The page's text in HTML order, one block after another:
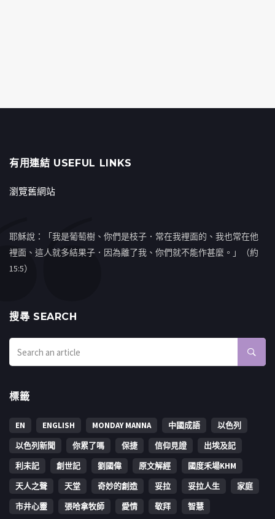
有用連結 USEFUL LINKS
瀏覽舊網站
耶穌說：「我是葡萄樹、你們是枝子．常在我裡面的、我也常在他
裡面、這人就多結果子．因為離了我、你們就不能作甚麼。」（約
15:5）
搜㝷 SEARCH
標籤
EN ENGLISH MONDAY MANNA 中國成語
以色列
以色列新聞
你累了嗎 保捷 信仰見證
出埃及記
利未記
創世記 劉國偉 原文解經
國度禾場KHM
天人之聲
天堂 奇妙的創造 妥拉 妥拉人生
家庭
市井心靈
張哈拿牧師 愛情 敬拜 智慧